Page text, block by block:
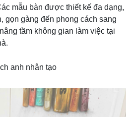
mẫu bàn được thiết kế đa dạng,
gọn gàng đến phong cách sang
tầm không gian làm việc tại